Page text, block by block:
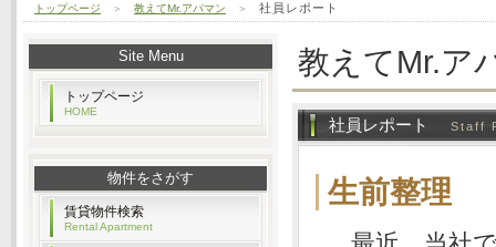
トップページ ＞ 教えてMr.アパマン ＞ 社員レポート
教えてMr.ア
社員レポート Staff
生前整理
Site Menu
トップページ
HOME
物件をさがす
賃貸物件検索
Rental Apartment